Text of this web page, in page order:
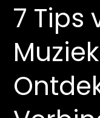
7 Tips